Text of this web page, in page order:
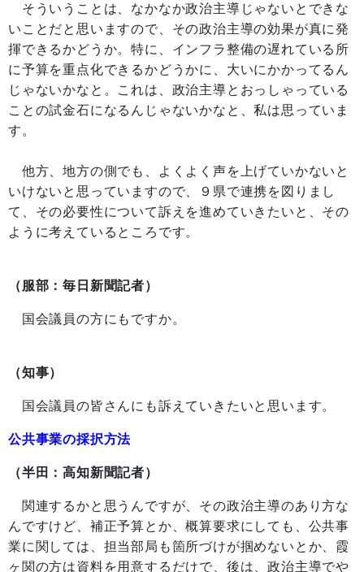
そういうことは、なかなか政治主導じゃないとできな
いことだと思いますので、その政治主導の効果が真に発
揮できるかどうか。特に、インフラ整備の遅れている所
に予算を重点化できるかどうかに、大いにかかってるん
じゃないかなと。これは、政治主導とおっしゃっている
ことの試金石になるんじゃないかなと、私は思っていま
す。
他方、地方の側でも、よくよく声を上げていかないと
いけないと思っていますので、９県で連携を図りまし
て、その必要性について訴えを進めていきたいと、その
ように考えているところです。
（服部：毎日新聞記者）
国会議員の方にもですか。
（知事）
国会議員の皆さんにも訴えていきたいと思います。
公共事業の採択方法
（半田：高知新聞記者）
関連するかと思うんですが、その政治主導のあり方な
んですけど、補正予算とか、概算要求にしても、公共事
業に関しては、担当部局も箇所づけが掴めないとか、霞
ヶ関の方は資料を用意するだけで、後は、政治主導でや